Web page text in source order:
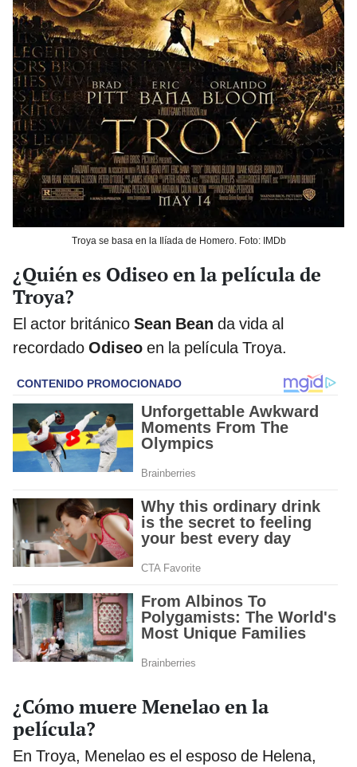
Troya se basa en la Ilíada de Homero. Foto: IMDb
¿Quién es Odiseo en la película de
Troya?
El actor británico Sean Bean da vida al
recordado Odiseo en la película Troya.
¿Cómo muere Menelao en la
película?
En Troya, Menelao es el esposo de Helena,